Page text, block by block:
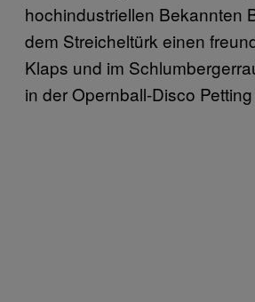
hochindustriellen Bekannten
dem Streicheltürk einen
Klaps und im
in der Opernball-Disco